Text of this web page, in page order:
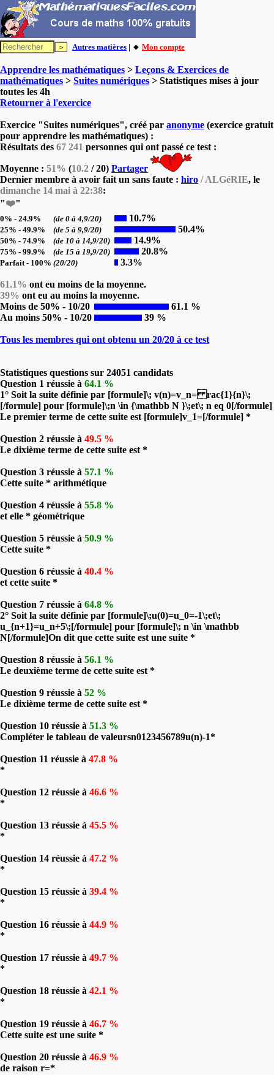
Autres matières | 🔸 Mon compte
Apprendre les mathématiques > Leçons & Exercices de
mathématiques > Suites numériques > Statistiques mises à jour
toutes les 4h
Retourner à l'exercice
Exercice "Suites numériques", créé par anonyme (exercice gratuit
pour apprendre les mathématiques) :
Résultats des 67 241 personnes qui ont passé ce test :
Moyenne : 51% (10.2 / 20) Partager
Dernier membre à avoir fait un sans faute : hiro / ALGéRIE, le
dimanche 14 mai à 22:38:
"❤️"
0% - 24.9% (de 0 à 4,9/20) 10.7%
25% - 49.9% (de 5 à 9,9/20) 50.4%
50% - 74.9% (de 10 à 14,9/20) 14.9%
75% - 99.9% (de 15 à 19,9/20) 20.8%
Parfait - 100% (20/20) 3.3%
61.1% ont eu moins de la moyenne.
39% ont eu au moins la moyenne.
Moins de 50% - 10/20
61.1 %
Au moins 50% - 10/20
39 %
Tous les membres qui ont obtenu un 20/20 à ce test
Statistiques questions sur 24051 candidats
Question 1 réussie à 64.1 %
1° Soit la suite définie par [formule]\; v(n)=v_n= rac{1}{n}\;
[/formule] pour [formule]\;n \in {\mathbb N }\;et\; n eq 0[/formule]
Le premier terme de cette suite est [formule]v_1=[/formule] *
Question 2 réussie à 49.5 %
Le dixième terme de cette suite est *
Question 3 réussie à 57.1 %
Cette suite * arithmétique
Question 4 réussie à 55.8 %
et elle * géométrique
Question 5 réussie à 50.9 %
Cette suite *
Question 6 réussie à 40.4 %
et cette suite *
Question 7 réussie à 64.8 %
2° Soit la suite définie par [formule]\;u(0)=u_0=-1\;et\;
u_{n+1}=u_n+5\;[/formule] pour [formule]\; n \in \mathbb
N[/formule]On dit que cette suite est une suite *
Question 8 réussie à 56.1 %
Le deuxième terme de cette suite est *
Question 9 réussie à 52 %
Le dixième terme de cette suite est *
Question 10 réussie à 51.3 %
Compléter le tableau de valeursn0123456789u(n)-1*
Question 11 réussie à 47.8 %
*
Question 12 réussie à 46.6 %
*
Question 13 réussie à 45.5 %
*
Question 14 réussie à 47.2 %
*
Question 15 réussie à 39.4 %
*
Question 16 réussie à 44.9 %
*
Question 17 réussie à 49.7 %
*
Question 18 réussie à 42.1 %
*
Question 19 réussie à 46.7 %
Cette suite est une suite *
Question 20 réussie à 46.9 %
de raison r=*